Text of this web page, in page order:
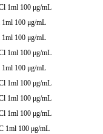
1ml 100 μg/mL
100 μg/mL
100 μg/mL
1ml 100 μg/mL
100 μg/mL
1ml 100 μg/mL
1ml 100 μg/mL
1ml 100 μg/mL
1ml 100 μg/mL